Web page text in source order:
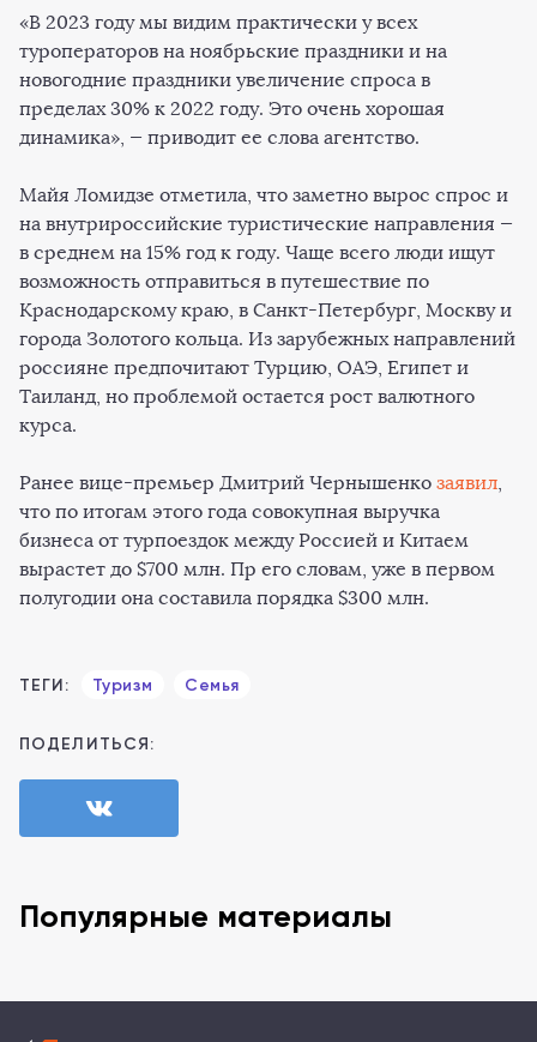
«В 2023 году мы видим практически у всех
туроператоров на ноябрьские праздники и на
новогодние праздники увеличение спроса в
пределах 30% к 2022 году. Это очень хорошая
динамика», — приводит ее слова агентство.
Майя Ломидзе отметила, что заметно вырос спрос и
на внутрироссийские туристические направления —
в среднем на 15% год к году. Чаще всего люди ищут
возможность отправиться в путешествие по
Краснодарскому краю, в Санкт-Петербург, Москву и
города Золотого кольца. Из зарубежных направлений
россияне предпочитают Турцию, ОАЭ, Египет и
Таиланд, но проблемой остается рост валютного
курса.
Ранее вице-премьер Дмитрий Чернышенко заявил,
что по итогам этого года совокупная выручка
бизнеса от турпоездок между Россией и Китаем
вырастет до $700 млн. Пр его словам, уже в первом
полугодии она составила порядка $300 млн.
ТЕГИ: Туризм Семья
ПОДЕЛИТЬСЯ:
Популярные материалы